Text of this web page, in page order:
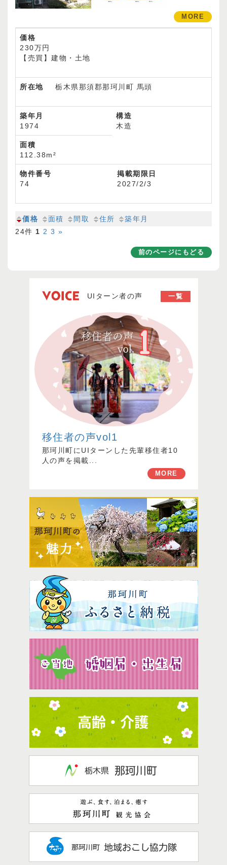
MORE
価格
230万円
【売買】建物・土地
所在地 栃木県那須郡那珂川町 馬頭
築年月
1974
構造
木造
面積
112.38m²
物件番号
74
掲載期限日
2027/2/3
価格 面積 間取 住所
築年月
24件 1 2 3 »
前のページにもどる
UIターン者の声 一覧
移住者の声vol1
那珂川町にUIターンした先輩移住者10
人の声を掲載...
MORE